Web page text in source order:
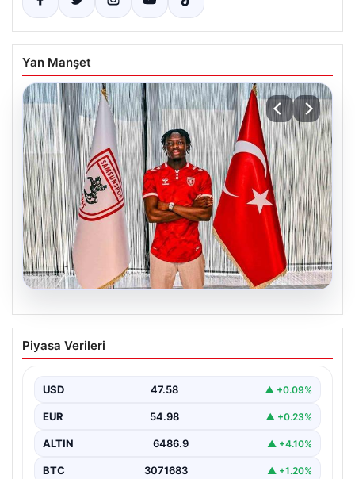
Yan Manşet
05.08.2026
Samsunspor, Antoine Sekongo’yu 5
Yıllık Anlaşma ile Kadrosuna Ekledi
devam ederek Fransa’nın önemli kulüplerinden USL
Dunkerque forması giyen…
Piyasa Verileri
USD 47.58 ▲ +0.09%
EUR 54.98 ▲ +0.23%
ALTIN 6486.9 ▲ +4.10%
BTC 3071683 ▲ +1.20%